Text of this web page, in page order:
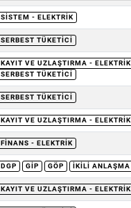
SISTEM - ELEKTRIK
SERBEST TÜKETICI
KAYIT VE UZLAŞTIRMA - ELEKTRIK
SERBEST TÜKETICI
SERBEST TÜKETICI
KAYIT VE UZLAŞTIRMA - ELEKTRIK
FINANS - ELEKTRIK
DGP GİP GÖP İKILI ANLAŞMA
KAYIT VE UZLAŞTIRMA - ELEKTRIK